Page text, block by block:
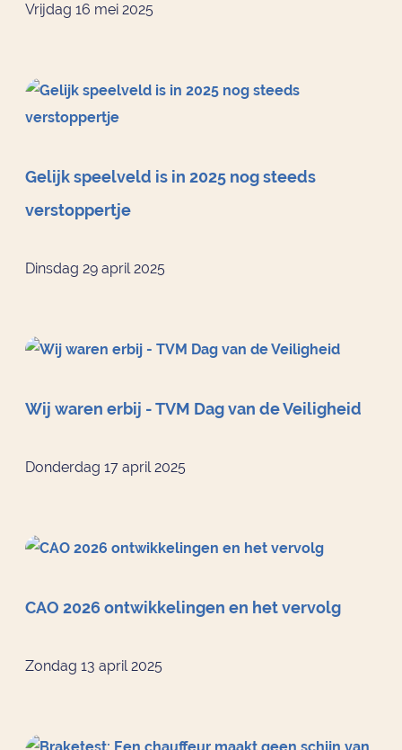
Vrijdag 16 mei 2025
Gelijk speelveld is in 2025 nog steeds
verstoppertje
Dinsdag 29 april 2025
Wij waren erbij - TVM Dag van de Veiligheid
Donderdag 17 april 2025
CAO 2026 ontwikkelingen en het vervolg
Zondag 13 april 2025